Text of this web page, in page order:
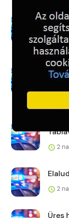
A
2
2
2
Üres